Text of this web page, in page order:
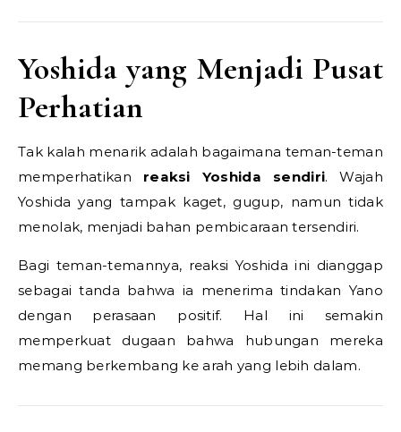
Yoshida yang Menjadi Pusat
Perhatian
Tak kalah menarik adalah bagaimana teman-teman
memperhatikan reaksi Yoshida sendiri. Wajah
Yoshida yang tampak kaget, gugup, namun tidak
menolak, menjadi bahan pembicaraan tersendiri.
Bagi teman-temannya, reaksi Yoshida ini dianggap
sebagai tanda bahwa ia menerima tindakan Yano
dengan perasaan positif. Hal ini semakin
memperkuat dugaan bahwa hubungan mereka
memang berkembang ke arah yang lebih dalam.